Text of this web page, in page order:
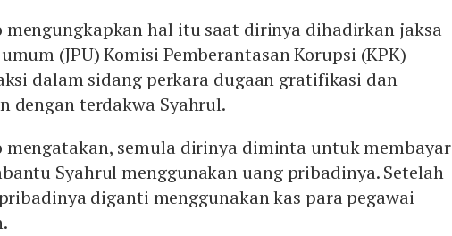
mengungkapkan hal itu saat dirinya dihadirkan jaksa
(JPU) Komisi Pemberantasan Korupsi (KPK)
dalam sidang perkara dugaan gratifikasi dan
dengan terdakwa Syahrul.
mengatakan, semula dirinya diminta untuk membayar
Syahrul menggunakan uang pribadinya. Setelah
diganti menggunakan kas para pegawai